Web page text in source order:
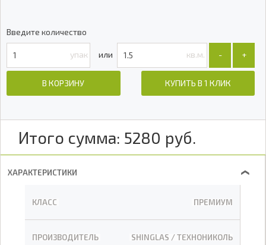
Введите количество
упак кв.м. +
-
В КОРЗИНУ КУПИТЬ В 1 КЛИК
Итого сумма: 5280 руб.
ХАРАКТЕРИСТИКИ ❯
КЛАСС ПРЕМИУМ
ПРОИЗВОДИТЕЛЬ SHINGLAS / ТЕХНОНИКОЛЬ